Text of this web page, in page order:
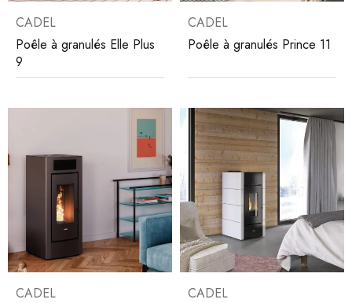
CADEL
Poêle à granulés Elle Plus
9
CADEL
Poêle à granulés Prince 11
CADEL
CADEL